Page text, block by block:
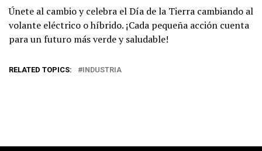
Únete al cambio y celebra el Día de la Tierra cambiando al
volante eléctrico o híbrido. ¡Cada pequeña acción cuenta
para un futuro más verde y saludable!
RELATED TOPICS: INDUSTRIA